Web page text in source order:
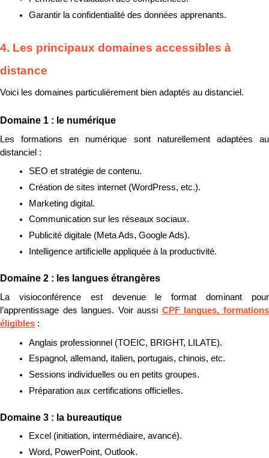
Garantir la confidentialité des données apprenants.
4. Les principaux domaines accessibles à
distance
Voici les domaines particulièrement bien adaptés au distanciel.
Domaine 1 : le numérique
Les formations en numérique sont naturellement adaptées au
distanciel :
SEO et stratégie de contenu.
Création de sites internet (WordPress, etc.).
Marketing digital.
Communication sur les réseaux sociaux.
Publicité digitale (Meta Ads, Google Ads).
Intelligence artificielle appliquée à la productivité.
Domaine 2 : les langues étrangères
La visioconférence est devenue le format dominant pour
l’apprentissage des langues. Voir aussi CPF langues, formations
éligibles :
Anglais professionnel (TOEIC, BRIGHT, LILATE).
Espagnol, allemand, italien, portugais, chinois, etc.
Sessions individuelles ou en petits groupes.
Préparation aux certifications officielles.
Domaine 3 : la bureautique
Excel (initiation, intermédiaire, avancé).
Word, PowerPoint, Outlook.